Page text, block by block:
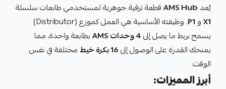
يُعد AMS Hubقطعة ترقية جوهرية لمستخدمي طابعات سلسلة
X1وP1
. وظيفته الأساسية هي العمل كموزع (Distributor)
يسمح بربط ما يصل إلى4 وحدات AMS
بطابعة واحدة، مما
يمنحك القدرة على الوصول إلى16 بكرة خيط
مختلفة في نفس
الوقت.
أبرز المميزات: